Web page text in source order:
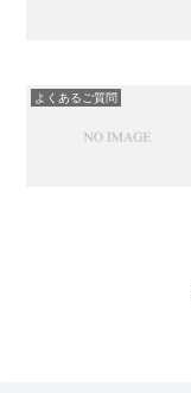
よくあるご質問